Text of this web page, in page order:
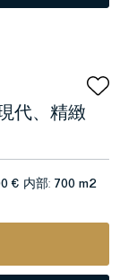
代、精緻
€ 内部: 700 m2